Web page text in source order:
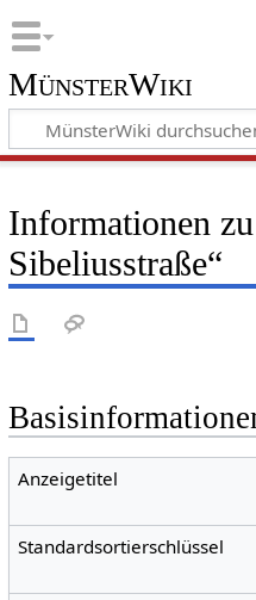
MünsterWiki
Informationen
Sibeliusstraße“
Anzeigetitel
Standardsortierschlüssel